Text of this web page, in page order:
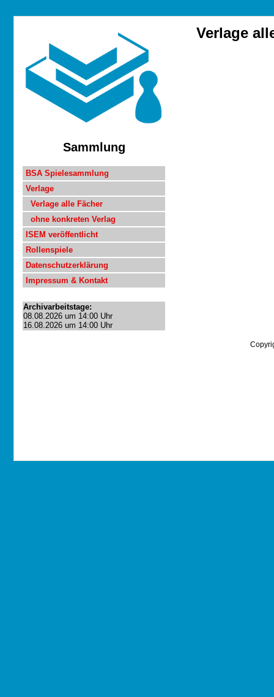
Sammlung
BSA Spielesammlung
Verlage
Verlage alle Fächer
ohne konkreten Verlag
ISEM veröffentlicht
Rollenspiele
Datenschutzerklärung
Impressum & Kontakt
Archivarbeitstage:
08.08.2026 um 14:00 Uhr
16.08.2026 um 14:00 Uhr
Verlage